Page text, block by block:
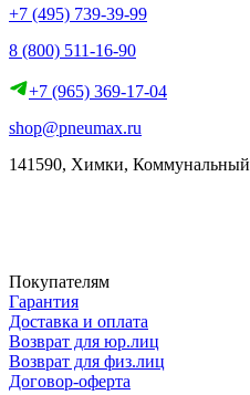
+7 (495) 739-39-99
8 (800) 511-16-90
+7 (965) 369-17-04
shop@pneumax.ru
141590, Химки, Коммунальный
Покупателям
Гарантия
Доставка и оплата
Возврат для юр.лиц
Возврат для физ.лиц
Договор-оферта